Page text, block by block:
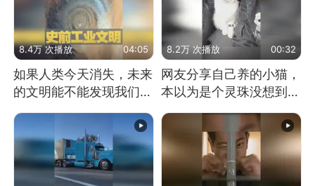
8.4万 次播放 04:05
如果人类今天消失，未来
的文明能不能发现我们存
8.2万 次播放 00:32
网友分享自己养的小猫，
本以为是个灵珠没想到是